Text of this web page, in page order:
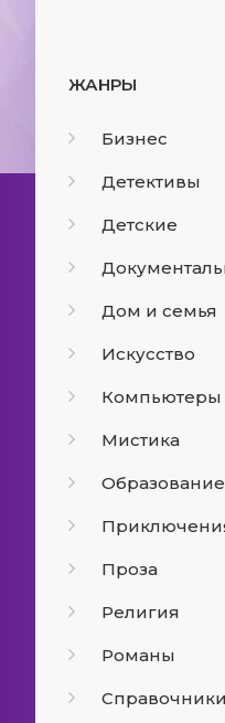
ЖАНРЫ
Бизнес
Детективы
Детские
Дом и семья
Искусство
Компьютеры
Мистика
Образование
Проза
Религия
Романы
Справочники